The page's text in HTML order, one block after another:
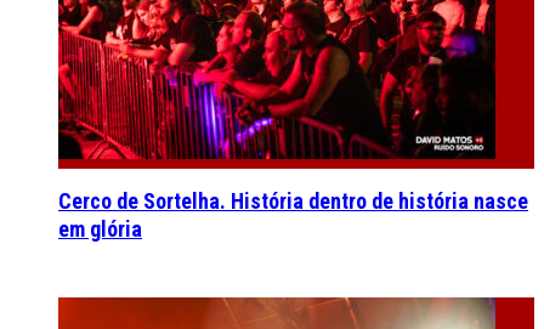
Cerco de Sortelha. História dentro de história nasce
em glória